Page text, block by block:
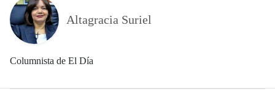
Altagracia Suriel
Columnista de El Día